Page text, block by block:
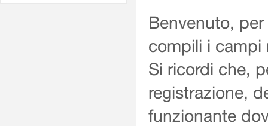
Benvenuto,
compili i
Si ricordi che,
registrazione,
funzionante